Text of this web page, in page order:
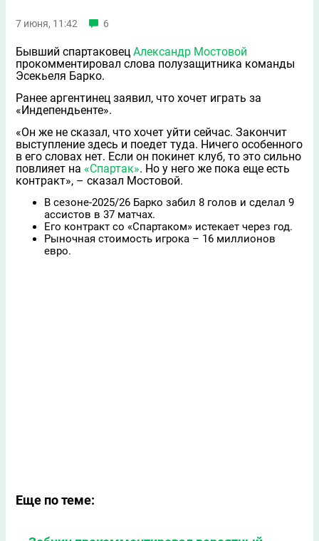
7 июня, 11:42 6
Бывший спартаковец Александр Мостовой
прокомментировал слова полузащитника команды
Эсекьеля Барко.
Ранее аргентинец заявил, что хочет играть за
«Индепендьенте».
«Он же не сказал, что хочет уйти сейчас. Закончит
выступление здесь и поедет туда. Ничего особенного
в его словах нет. Если он покинет клуб, то это сильно
повлияет на «Спартак». Но у него же пока еще есть
контракт», – сказал Мостовой.
В сезоне-2025/26 Барко забил 8 голов и сделал 9
ассистов в 37 матчах.
Его контракт со «Спартаком» истекает через год.
Рыночная стоимость игрока – 16 миллионов
евро.
Еще по теме: